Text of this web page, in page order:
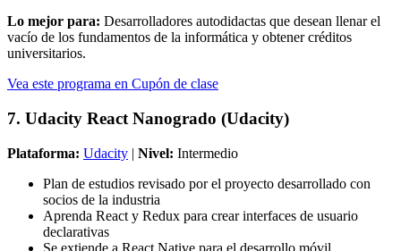
Lo mejor para: Desarrolladores autodidactas que desean llenar el
vacío de los fundamentos de la informática y obtener créditos
universitarios.
Vea este programa en Cupón de clase
7. Udacity React Nanogrado (Udacity)
Plataforma: Udacity | Nivel: Intermedio
Plan de estudios revisado por el proyecto desarrollado con
socios de la industria
Aprenda React y Redux para crear interfaces de usuario
declarativas
Se extiende a React Native para el desarrollo móvil